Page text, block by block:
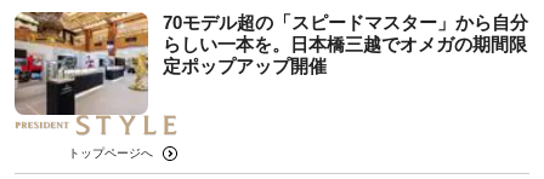
70モデル超の「スピードマスター」から自分
らしい一本を。日本橋三越でオメガの期間限
定ポップアップ開催
トップページへ